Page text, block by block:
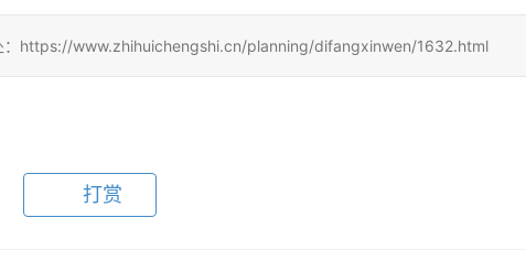
：https://www.zhihuichengshi.cn/planning/difangxinwen/1632.html
打赏